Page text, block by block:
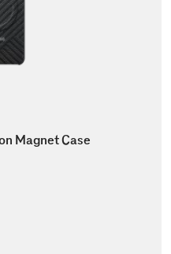
Magnet Case